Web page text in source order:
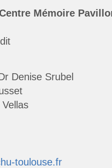
Mémoire
Denise Srubel
Vellas
toulouse.fr